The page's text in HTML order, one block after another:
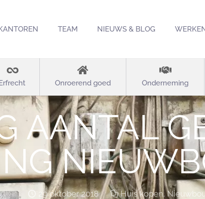
TEAM NIEUWS & BLOG
Onroerend goed Onderneming
AANTAL
29 oktober 2018 Huis kopen,